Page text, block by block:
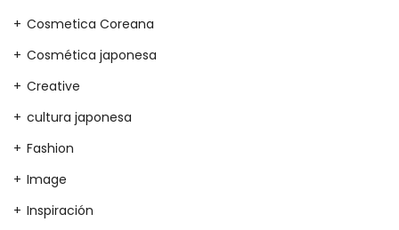
Cosmetica Coreana
Cosmética japonesa
Creative
cultura japonesa
Fashion
Image
Inspiración